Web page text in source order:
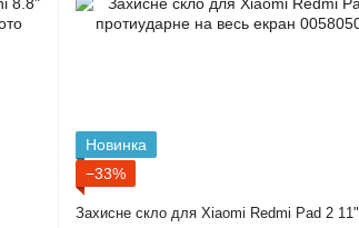
Новинка
−33%
Захисне скло для Xiaomi Redmi Pad 2 11"